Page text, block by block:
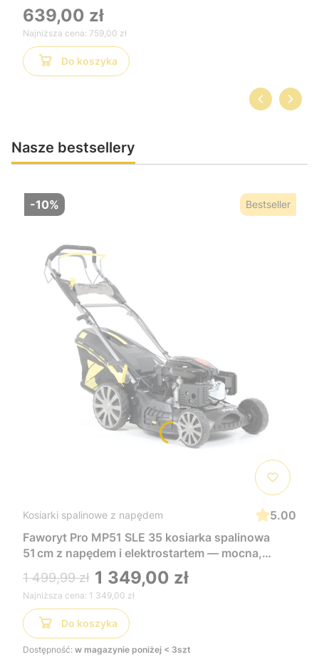
639,00 zł
Najniższa cena: 759,00 zł
Do koszyka
Nasze bestsellery
-10% Bestseller
Kosiarki spalinowe z napędem
5.00
Faworyt Pro MP51 SLE 35 kosiarka spalinowa
51 cm z napędem i elektrostartem — mocna,
wygodna i łatwa w uruchomieniu, idealna do
dużych trawników
1 499,99 zł 1 349,00 zł
Najniższa cena: 1 349,00 zł
Do koszyka
Dostępność: w magazynie poniżej < 3szt